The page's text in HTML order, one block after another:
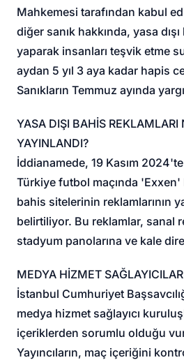
Mahkemesi tarafından kabul
diğer sanık hakkında, yasa
yaparak insanları teşvik etme
aydan 5 yıl 3 aya kadar hapis
Sanıkların Temmuz ayında
YASA DIŞI BAHİS REKLAMLARI
YAYINLANDI?
İddianamede, 19 Kasım
Türkiye futbol maçında 'Exxen'
bahis sitelerinin reklamlarının
belirtiliyor. Bu reklamlar, sanal
stadyum panolarına ve kale
MEDYA HİZMET
İstanbul Cumhuriyet
medya hizmet sağlayıcı
içeriklerden sorumlu olduğu
Yayıncıların, maç içeriğini